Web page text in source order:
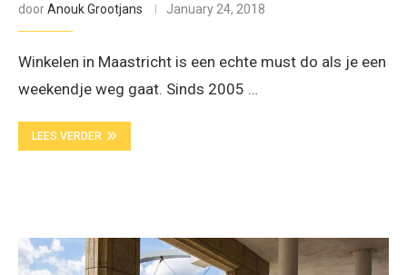
doorAnouk Grootjans January 24, 2018
Winkelen in Maastricht is een echte must do als je een
weekendje weg gaat. Sinds 2005 …
LEES VERDER